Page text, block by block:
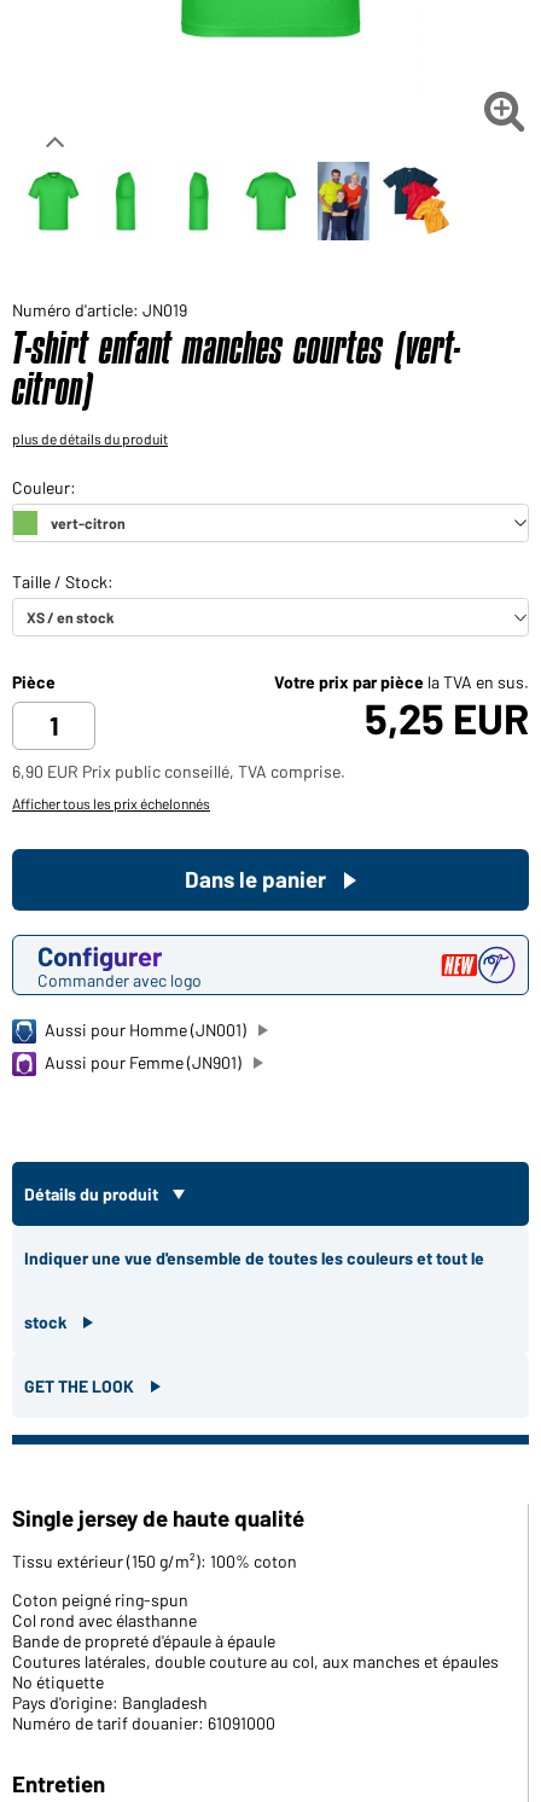
Voudriez-vous acheter des produits pour votre besoin

Numéro d'article: JN019
T-shirt enfant manches courtes (vert-
citron)
plus de détails du produit
Pièce Votre prix par pièce la TVA en sus.
5,25 EUR
6,90 EUR Prix public conseillé, TVA comprise.
Afficher tous les prix échelonnés
Configurer
Commander avec logo
Dans le panier
Aussi pour Homme (JN001)
Aussi pour Femme (JN901)
Détails du produit
Indiquer une vue d'ensemble de toutes les couleurs et tout le
stock
GET THE LOOK
Single jersey de haute qualité
Tissu extérieur (150 g/m²): 100% coton
Coton peigné ring-spun
Col rond avec élasthanne
Bande de propreté d'épaule à épaule
Coutures latérales, double couture au col, aux manches et épaules
No étiquette
Pays d'origine: Bangladesh
Numéro de tarif douanier: 61091000
Entretien